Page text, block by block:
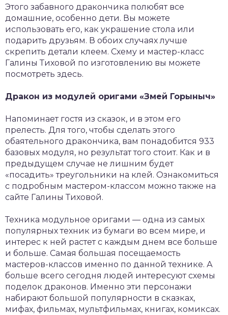
Этого забавного дракончика полюбят все
домашние, особенно дети. Вы можете
использовать его, как украшение стола или
подарить друзьям. В обоих случаях лучше
скрепить детали клеем. Схему и мастер-класс
Галины Тиховой по изготовлению вы можете
посмотреть здесь.
Дракон из модулей оригами «Змей Горыныч»
Напоминает гостя из сказок, и в этом его
прелесть. Для того, чтобы сделать этого
обаятельного дракончика, вам понадобится 933
базовых модуля, но результат того стоит. Как и в
предыдущем случае не лишним будет
«посадить» треугольники на клей. Ознакомиться
с подробным мастером-классом можно также на
сайте Галины Тиховой.
Техника модульное оригами — одна из самых
популярных техник из бумаги во всем мире, и
интерес к ней растет с каждым днем все больше
и больше. Самая большая посещаемость
мастеров-классов именно по данной технике. А
больше всего сегодня людей интересуют схемы
поделок драконов. Именно эти персонажи
набирают большой популярности в сказках,
мифах, фильмах, мультфильмах, книгах, комиксах.